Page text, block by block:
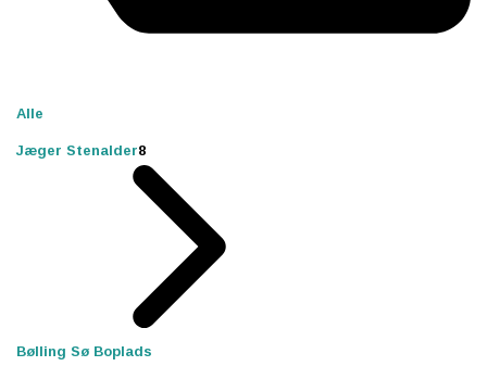
Alle
Jæger Stenalder8
Bølling Sø Boplads